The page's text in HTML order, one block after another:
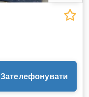
Зателефонувати